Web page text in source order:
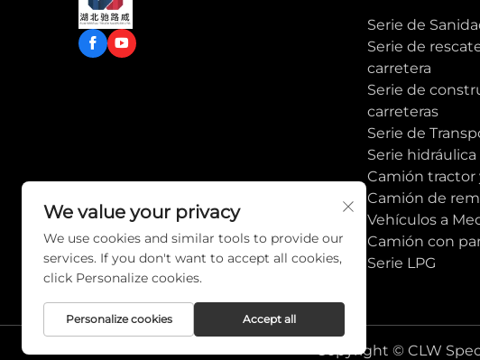
Serie de
Serie de
carretera
Serie de
carreteras
Serie de
Serie hidráulica
Camión
Camión de
Vehículos a
Camión con
Serie LPG
Copyright © CLW
We value your privacy
We use cookies and similar tools to provide our
services. If you don't want to accept all cookies,
click Personalize cookies.
Personalize cookies Accept all